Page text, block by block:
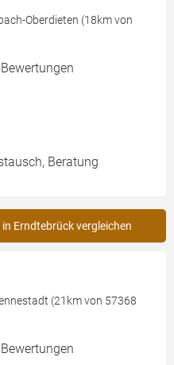
Oberdieten (18km von
Beratung
Erndtebrück vergleichen
(21km von 57368